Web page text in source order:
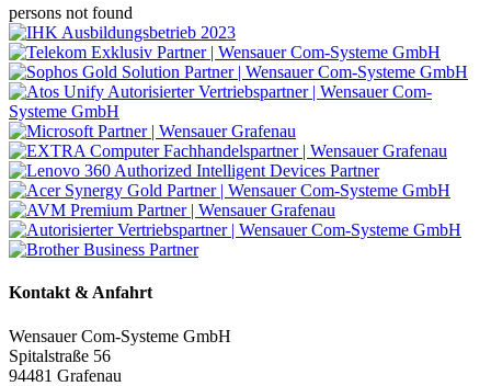
persons not found
Kontakt & Anfahrt
Wensauer Com-Systeme GmbH
Spitalstraße 56
94481 Grafenau